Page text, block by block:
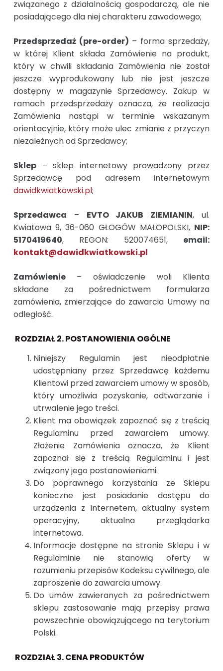
związanego z działalnością gospodarczą, ale nie
posiadającego dla niej charakteru zawodowego;
Przedsprzedaż (pre-order) – forma sprzedaży,
w której Klient składa Zamówienie na produkt,
który w chwili składania Zamówienia nie został
jeszcze wyprodukowany lub nie jest jeszcze
dostępny w magazynie Sprzedawcy. Zakup w
ramach przedsprzedaży oznacza, że realizacja
Zamówienia nastąpi w terminie wskazanym
orientacyjnie, który może ulec zmianie z przyczyn
niezależnych od Sprzedawcy;
Sklep– sklep internetowy prowadzony przez
Sprzedawcę pod adresem internetowym
dawidkwiatkowski.pl;
Sprzedawca – EVTO JAKUB ZIEMIANIN, ul.
Kwiatowa 9, 36-060 GŁOGÓW MAŁOPOLSKI, NIP:
5170419640, REGON: 520074651, email:
kontakt@dawidkwiatkowski.pl
Zamówienie– oświadczenie woli Klienta
składane za pośrednictwem formularza
zamówienia, zmierzające do zawarcia Umowy na
odległość.
ROZDZIAŁ 2. POSTANOWIENIA OGÓLNE
Niniejszy Regulamin jest nieodpłatnie
udostępniany przez Sprzedawcę każdemu
Klientowi przed zawarciem umowy w sposób,
który umożliwia pozyskanie, odtwarzanie i
utrwalenie jego treści.
Klient ma obowiązek zapoznać się z treścią
Regulaminu przed zawarciem umowy.
Złożenie Zamówienia oznacza, że Klient
zapoznał się z treścią Regulaminu i jest
związany jego postanowieniami.
Do poprawnego korzystania ze Sklepu
konieczne jest posiadanie dostępu do
urządzenia z Internetem, aktualny system
operacyjny, aktualna przeglądarka
internetowa.
Informacje dostępne na stronie Sklepu i w
Regulaminie nie stanowią oferty w
rozumieniu przepisów Kodeksu cywilnego, ale
zaproszenie do zawarcia umowy.
Do umów zawieranych za pośrednictwem
sklepu zastosowanie mają przepisy prawa
powszechnie obowiązującego na terytorium
Polski.
ROZDZIAŁ 3. CENA PRODUKTÓW